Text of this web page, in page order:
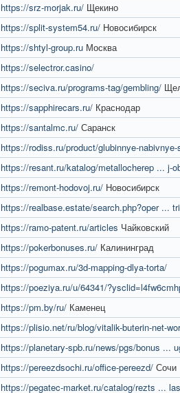
https://srz-morjak.ru/ Щекино
https://split-system54.ru/ Новосибирск
https://shtyl-group.ru Москва
https://selectror.casino/
https://seciva.ru/programs-tag/gembling/
https://sapphirecars.ru/ Краснодар
https://santalmc.ru/ Саранск
https://rodiss.ru/product/glubinnye-
https://resant.ru/katalog/metallocherep ... j-
https://remont-hodovoj.ru/ Новосибирск
https://realbase.estate/search.php?oper ...
https://ramo-patent.ru/articles Чайковский
https://pokerbonuses.ru/ Калининград
https://pogumax.ru/3d-mapping-dlya-torta/
https://poeziya.ru/u/64341/
https://pm.by/ru/ Каменец
https://plisio.net/ru/blog/vitalik-buterin-net-
https://planetary-spb.ru/news/pgs/bonus ...
https://pereezdsochi.ru/office-pereezd/ Сочи
https://pegatec-market.ru/catalog/rezts ...